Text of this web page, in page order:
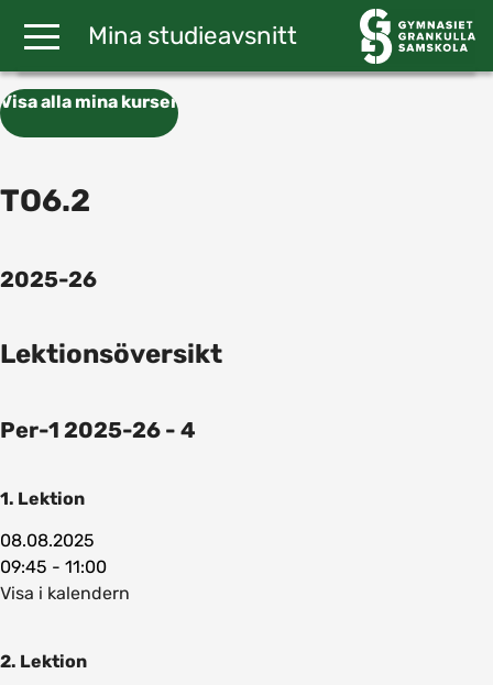
Mina studieavsnitt
Visa alla mina kurser
TO6.2
2025-26
Lektionsöversikt
Per-1 2025-26 - 4
1. Lektion
08.08.2025
09:45 - 11:00
Visa i kalendern
2. Lektion